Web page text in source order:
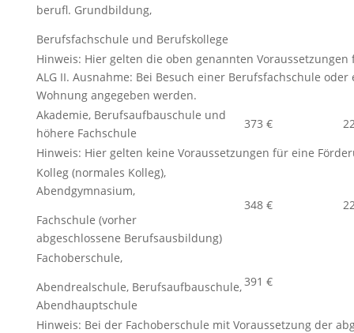
berufl. Grundbildung,
Berufsfachschule und Berufskollege
Hinweis: Hier gelten die oben genannten
ALG II. Ausnahme: Bei Besuch einer Berufsfachschule
Wohnung angegeben werden.
Akademie, Berufsaufbauschule und
höhere Fachschule
373 €
Hinweis: Hier gelten keine Voraussetzungen für eine
Kolleg (normales Kolleg),
Abendgymnasium,
Fachschule (vorher
abgeschlossene Berufsausbildung)
348 €
Fachoberschule,
Abendrealschule, Berufsaufbauschule,
Abendhauptschule
391 €
Hinweis: Bei der Fachoberschule mit Voraussetzung der